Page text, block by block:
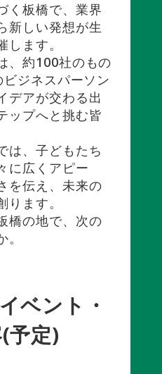
く板橋で、業界
新しい発想が生
ます。
、約100社のもの
ジネスパーソン
デアが交わる出
ップへと挑む皆
は、子どもたち
に広くアピー
を伝え、未来の
ます。
橋の地で、次の
ベント・
予定)